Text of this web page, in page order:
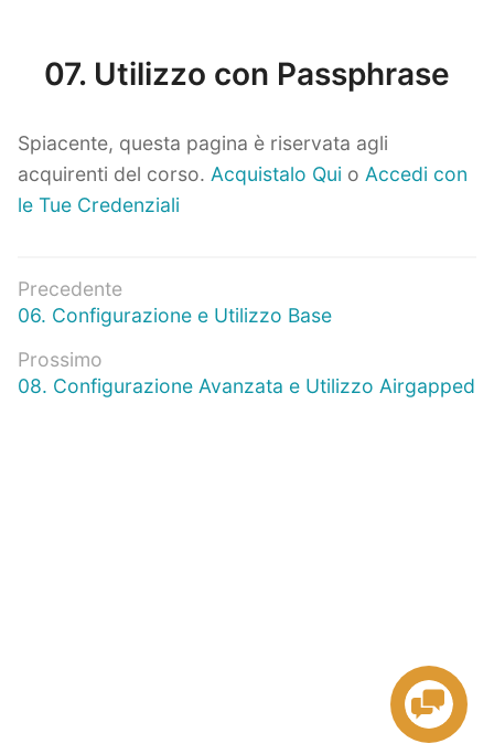
07. Utilizzo con Passphrase
Spiacente, questa pagina è riservata agli
acquirenti del corso. Acquistalo Qui o Accedi con
le Tue Credenziali
Navigazione
articoli
Precedente
Articolo
06. Configurazione e Utilizzo Base
Prossimo
Prossimo
08. Configurazione Avanzata e Utilizzo Airgapped